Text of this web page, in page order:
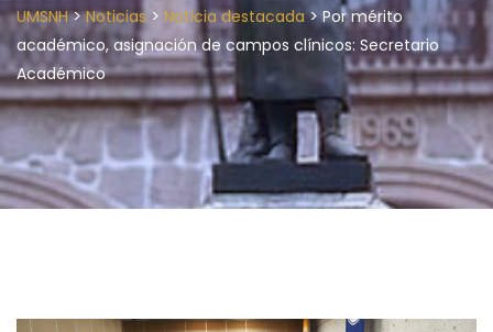
UMSNH>Noticias > Noticia destacada>Por mérito
académico, asignación de campos clínicos: Secretario
Académico